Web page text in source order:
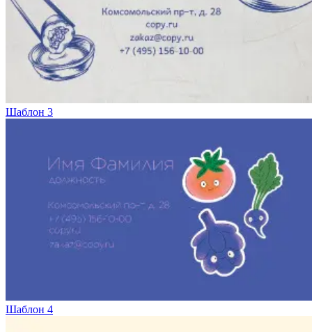
Портфолио
Франшиза
Контакты
Шаблон 3
Шаблон 4